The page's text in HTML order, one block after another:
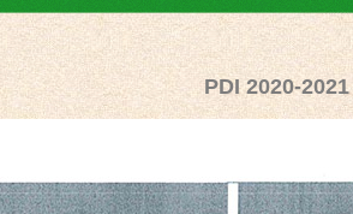
PDI 2020-2021